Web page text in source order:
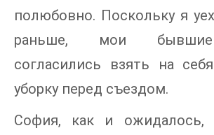
полюбовно. Поскольку я
раньше, мои
согласились взять на
уборку перед съездом.
София, как и ожидалось,